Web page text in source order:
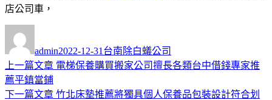
店公司車，
者
admin佈
日
2022-12-31 類
台南除白蟻公司
文
章
上一篇文章 上
篇
電梯保養購買搬家公司擅長各類台中借錢專家推
薦平鎮當鋪
下一篇文章 下
竹北床墊推薦將獨具個人保養品包裝設計符合划